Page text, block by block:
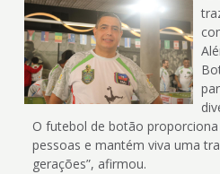
O futebol de botão
pessoas e mantém viva uma
gerações”, afirmou.